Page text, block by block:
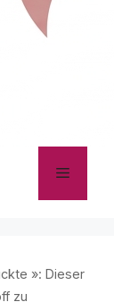
Menü
»: Dieser
zu